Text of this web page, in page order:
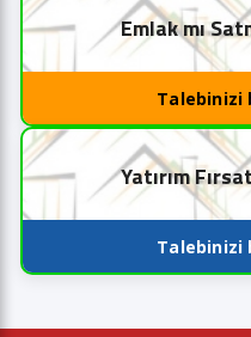
Emlak mı
Talebinizi
Yatırım
Talebinizi